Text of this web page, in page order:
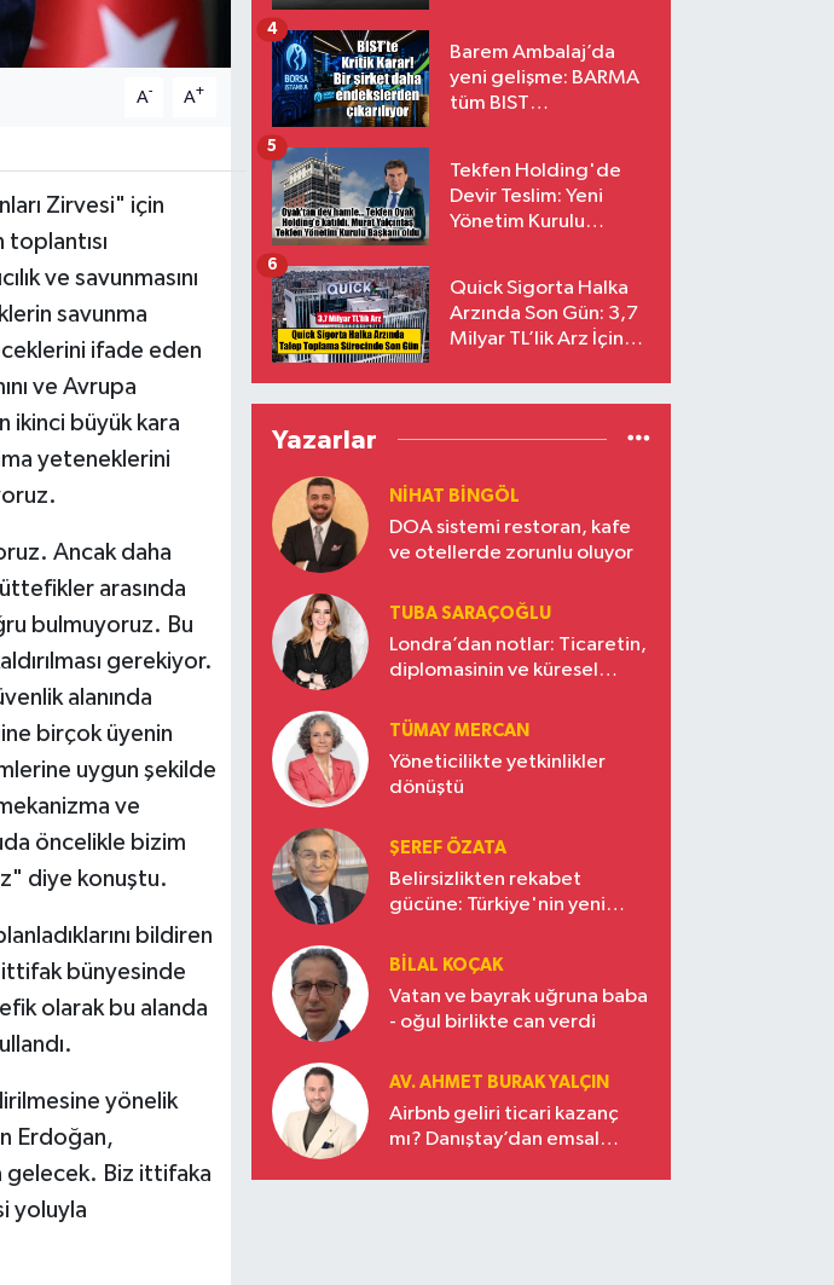
A- A+
Zirvesi" için
toplantısı
ve savunmasını
savunma
ifade eden
ve Avrupa
ikinci büyük kara
yeteneklerini
Ancak daha
arasında
bulmuyoruz. Bu
gerekiyor.
alanında
birçok üyenin
uygun şekilde
ve
öncelikle bizim
diye konuştu.
bildiren
ittifak bünyesinde
olarak bu alanda
yönelik
Erdoğan,
gelecek. Biz ittifaka
yoluyla
Barem Ambalaj’da
yeni gelişme: BARMA
tüm BIST
4
Tekfen Holding'de
Devir Teslim: Yeni
Yönetim Kurulu
5
Quick Sigorta Halka
Arzında Son Gün: 3,7
Milyar TL’lik Arz İçin
Eriyor
6
Yazarlar
NIHAT BINGÖL
DOA sistemi restoran, kafe
ve otellerde zorunlu oluyor
TUBA SARAÇOĞLU
Londra’dan notlar: Ticaretin,
diplomasinin ve küresel
Türkiye’nin yükselen gücü
TÜMAY MERCAN
Yöneticilikte yetkinlikler
dönüştü
ŞEREF ÖZATA
Belirsizlikten rekabet
gücüne: Türkiye'nin yeni
BILAL KOÇAK
Vatan ve bayrak uğruna baba
- oğul birlikte can verdi
AV. AHMET BURAK YALÇIN
Airbnb geliri ticari kazanç
mı? Danıştay’dan emsal